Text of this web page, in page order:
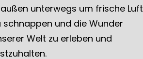
unterwegs um frische Luft
schnappen und die Wunder
Welt zu erleben und